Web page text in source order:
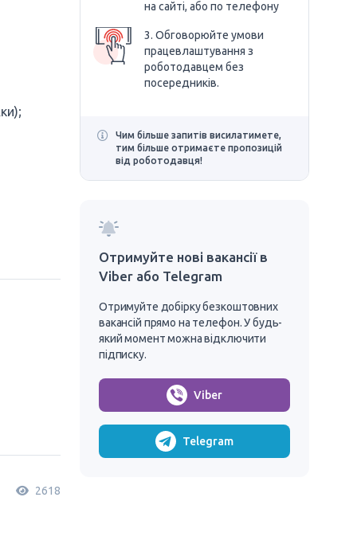
2618
на сайті, або по телефону
3. Обговорюйте умови
працевлаштування з
роботодавцем без
посередників.
Чим більше запитів висилатимете,
тим більше отримаєте пропозицій
від роботодавця!
Отримуйте нові вакансії в
Viber або Telegram
Отримуйте добірку безкоштовних
вакансій прямо на телефон. У будь-
який момент можна відключити
підписку.
Viber
Telegram